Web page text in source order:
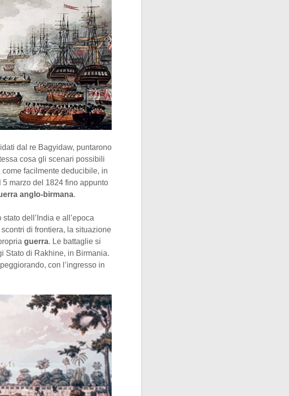
dal re Bagyidaw, puntarono
cosa gli scenari possibili
facilmente deducibile, in
marzo del 1824 fino appunto
anglo-birmana.
dell’India e all’epoca
di frontiera, la situazione
guerra. Le battaglie si
Stato di Rakhine, in Birmania.
con l’ingresso in